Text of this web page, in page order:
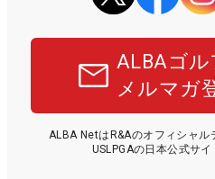
ALBAゴ
メルマガ
ALBA NetはR&Aのオフィシャ
USLPGAの日本公式サイ